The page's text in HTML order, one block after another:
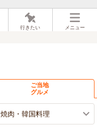
行きたい メニュー
ご当地
グルメ
焼肉・韓国料理